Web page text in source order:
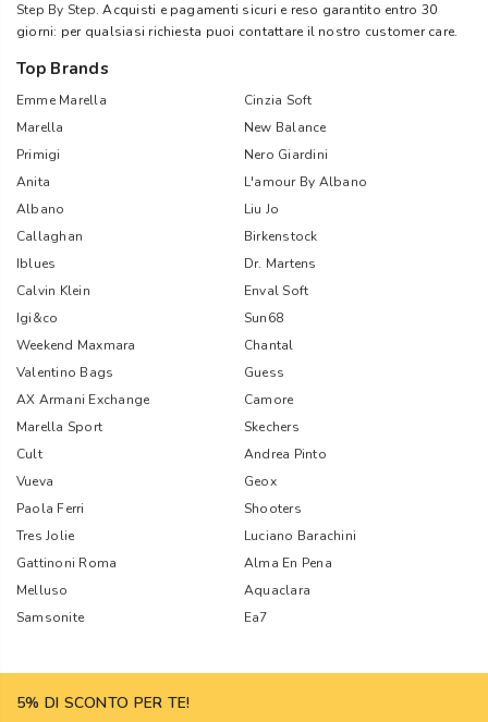
Step By Step. Acquisti e pagamenti sicuri e reso garantito entro 30
giorni: per qualsiasi richiesta puoi contattare il nostro customer care.
Top Brands
Emme Marella
Cinzia Soft
Marella
New Balance
Primigi
Nero Giardini
Anita
L'amour By Albano
Albano
Liu Jo
Callaghan
Birkenstock
Iblues
Dr. Martens
Calvin Klein
Enval Soft
Igi&co
Sun68
Weekend Maxmara
Chantal
Valentino Bags
Guess
AX Armani Exchange
Camore
Marella Sport
Skechers
Cult
Andrea Pinto
Vueva
Geox
Paola Ferri
Shooters
Tres Jolie
Luciano Barachini
Gattinoni Roma
Alma En Pena
Melluso
Aquaclara
Samsonite
Ea7
5% DI SCONTO PER TE!